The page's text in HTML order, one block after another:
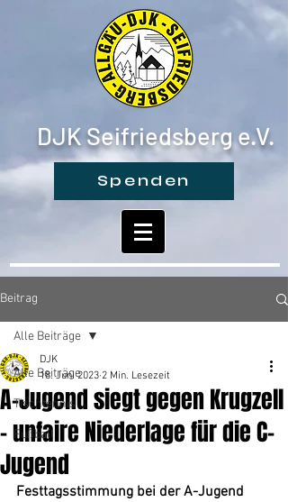
DJK Seifriedsberg e.V.
Spenden
Beitrag
Alle Beiträge
Tischtennis
Fußball
Alle Beiträge
A-Jugend siegt gegen Krugzell
- unfaire Niederlage für die C-
Jugend
DJK
18. Juni 2023 2 Min. Lesezeit
Festtagsstimmung bei der A-Jugend